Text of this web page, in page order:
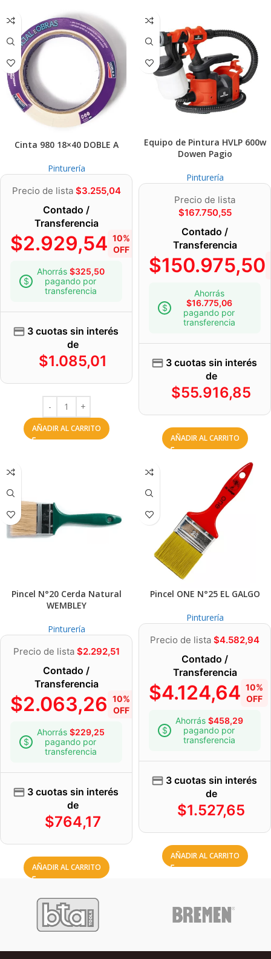
Cinta 980 18×40 DOBLE A
Pinturería
Precio de lista $3.255,04
Contado /
Transferencia
$2.929,54 10%
OFF
Ahorrás $325,50
pagando por
transferencia
3 cuotas sin interés
de
$1.085,01
AÑADIR AL CARRITO
Equipo de Pintura HVLP 600w
Dowen Pagio
Pinturería
Precio de lista
$167.750,55
Contado /
Transferencia
$150.975,50
Ahorrás
$16.775,06
pagando por
transferencia
3 cuotas sin interés
de
$55.916,85
AÑADIR AL CARRITO
Pincel N°20 Cerda Natural
WEMBLEY
Pinturería
Precio de lista $2.292,51
Contado /
Transferencia
$2.063,26 10%
OFF
Ahorrás $229,25
pagando por
transferencia
3 cuotas sin interés
de
$764,17
AÑADIR AL CARRITO
Pincel ONE N°25 EL GALGO
Pinturería
Precio de lista $4.582,94
Contado /
Transferencia
$4.124,64 10%
OFF
Ahorrás $458,29
pagando por
transferencia
3 cuotas sin interés
de
$1.527,65
AÑADIR AL CARRITO